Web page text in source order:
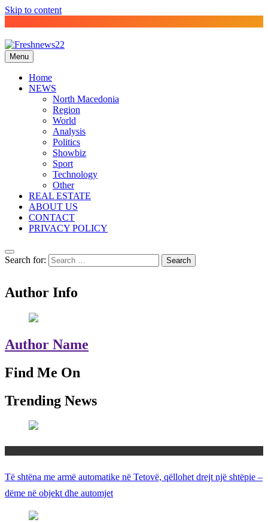
Skip to content
Freshnews22
Best News Website in North Macedonia
Menu
Home
NEWS
North Macedonia
Region
World
Analysis
Politics
Showbiz
Sport
Technology
Other
REAL ESTATE
ABOUT US
CONTACT
PRIVACY POLICY
Search for:
Author Info
Author Name
Find Me On
Trending News
Të shtëna me armë automatike në Tetovë, qëllohet drejt një shtëpie –
dëme në objekt dhe automjet